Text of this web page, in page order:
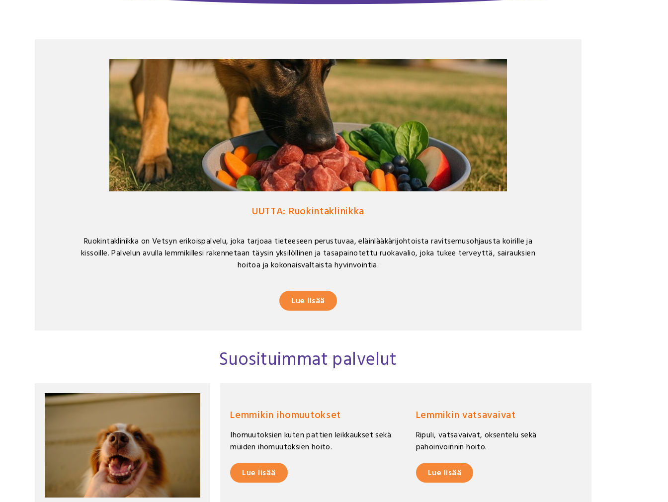
UUTTA: Ruokintaklinikka
Ruokintaklinikka on Vetsyn erikoispalvelu, joka tarjoaa tieteeseen perustuvaa, eläinlääkärijohtoista ravitsemusohjausta koirille ja
kissoille. Palvelun avulla lemmikillesi rakennetaan täysin yksilöllinen ja tasapainotettu ruokavalio, joka tukee terveyttä, sairauksien
hoitoa ja kokonaisvaltaista hyvinvointia.
Lue lisää
Suosituimmat palvelut
Lemmikin ihomuutokset
Ihomuutoksien kuten pattien leikkaukset sekä
muiden ihomuutoksien hoito.
Lue lisää
Lemmikin vatsavaivat
Ripuli, vatsavaivat, oksentelu sekä
pahoinvoinnin hoito.
Lue lisää